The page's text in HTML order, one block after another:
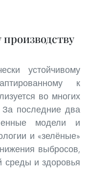
устойчивому
к
во многих
За последние два
модели и
и «зелёные»
выбросов,
среды и здоровья